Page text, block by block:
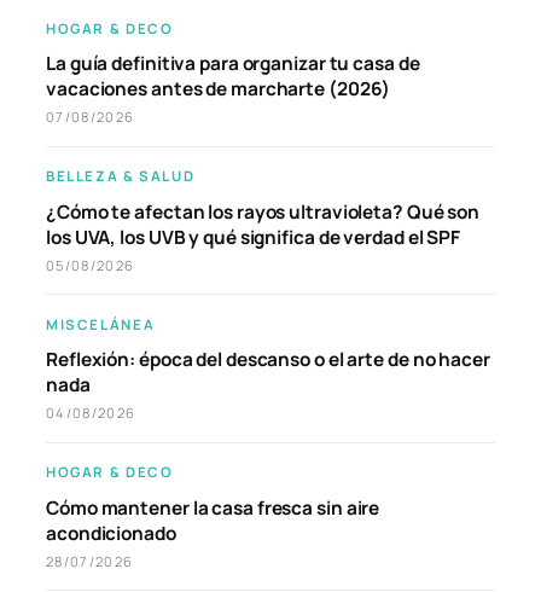
HOGAR & DECO
La guía definitiva para organizar tu casa de
vacaciones antes de marcharte (2026)
07/08/2026
BELLEZA & SALUD
¿Cómo te afectan los rayos ultravioleta? Qué son
los UVA, los UVB y qué significa de verdad el SPF
05/08/2026
MISCELÁNEA
Reflexión: época del descanso o el arte de no hacer
nada
04/08/2026
HOGAR & DECO
Cómo mantener la casa fresca sin aire
acondicionado
28/07/2026